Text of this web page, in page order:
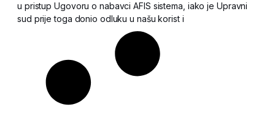
u pristup Ugovoru o nabavci AFIS sistema, iako je Upravni
sud prije toga donio odluku u našu korist i